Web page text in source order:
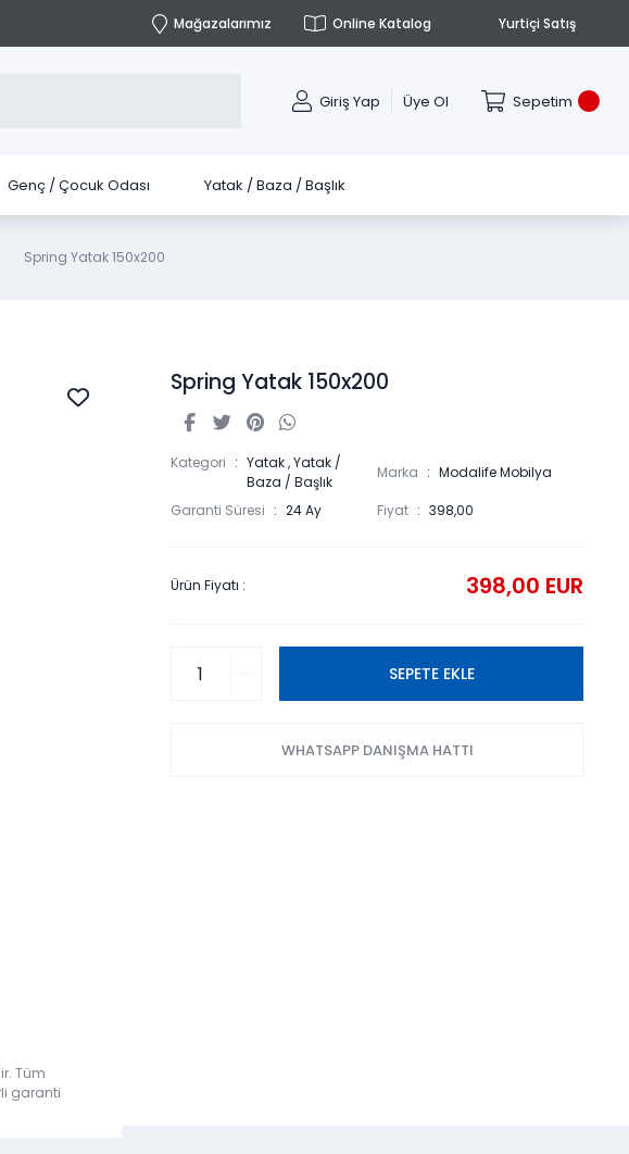
Mağazalarımız Online Katalog Yurtiçi Satış
Giriş Yap Üye Ol Sepetim
Genç / Çocuk Odası Yatak / Baza / Başlık
Spring Yatak 150x200
Tüm
garanti
Spring Yatak 150x200
Kategori Yatak,Yatak /
Baza / Başlık
Marka Modalife Mobilya
Garanti Süresi 24 Ay Fiyat 398,00
Ürün Fiyatı : 398,00 EUR
SEPETE EKLE
WHATSAPP DANIŞMA HATTI